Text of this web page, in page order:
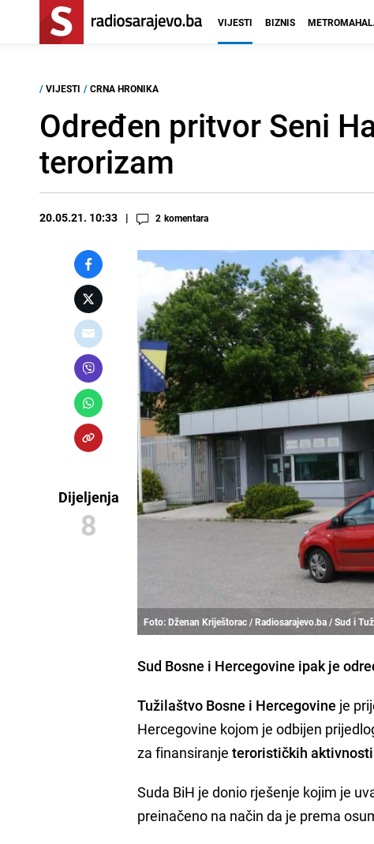
VIJESTI BIZNIS
/ VIJESTI / CRNA HRONIKA
Određen pritvor Seni
terorizam
20.05.21. 10:33 2 komentara
Dijeljenja
8
Foto: Dženan Kriještorac / Radiosarajevo.ba / Sud i
Sud Bosne i Hercegovine ipak je
Tužilaštvo Bosne i Hercegovine je
Hercegovine kojom je odbijen
za finansiranje terorističkih
Suda BiH je donio rješenje kojim je
preinačeno na način da je prema